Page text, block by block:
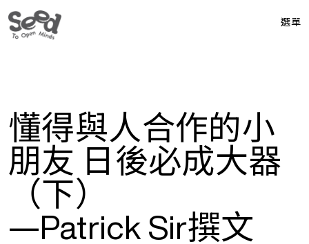
選單
懂得與人合作的小
朋友 日後必成大器
（下）
—Patrick Sir撰文